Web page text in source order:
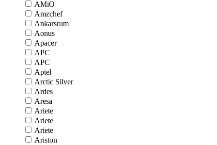
AMiO
Amzchef
Ankarsrum
Aonus
Apacer
APC
APC
Aptel
Arctic Silver
Ardes
Aresa
Ariete
Ariete
Ariete
Ariston